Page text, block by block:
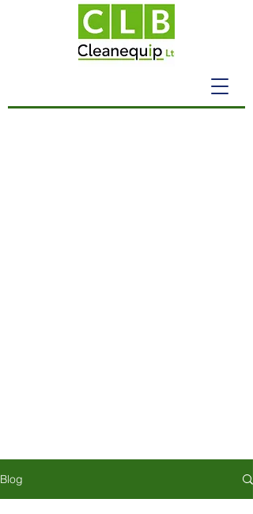
Blog